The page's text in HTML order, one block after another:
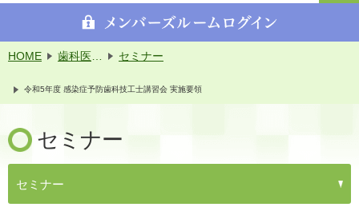
HOME セミナー
令和5年度 感染症予防歯科技工士講習会 実施要領
セミナー
セミナー